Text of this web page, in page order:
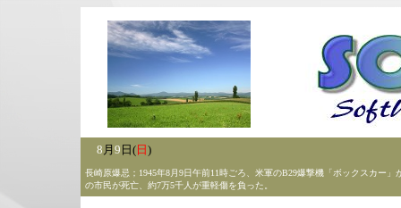
8 月 9 日( 日 )
長崎原爆忌；1945年8月9日午前11時ごろ、米軍のB29爆撃機「ボックスカー
の市民が死亡、約7万5千人が重軽傷を負った。